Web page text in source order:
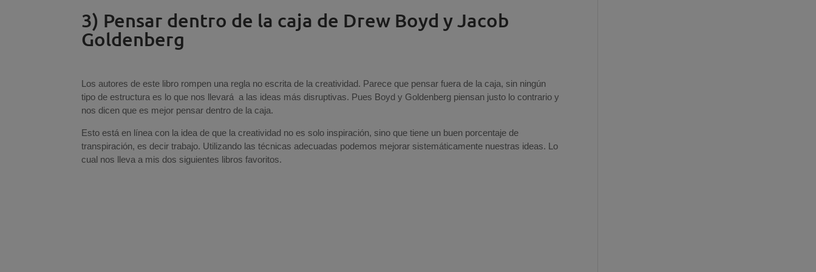
3) Pensar dentro de la caja de Drew Boyd y Jacob
Goldenberg
Los autores de este libro rompen una regla no escrita de la creatividad. Parece que pensar fuera de la caja, sin ningún
tipo de estructura es lo que nos llevará a las ideas más disruptivas. Pues Boyd y Goldenberg piensan justo lo contrario y
nos dicen que es mejor pensar dentro de la caja.
Esto está en línea con la idea de que la creatividad no es solo inspiración, sino que tiene un buen porcentaje de
transpiración, es decir trabajo. Utilizando las técnicas adecuadas podemos mejorar sistemáticamente nuestras ideas. Lo
cual nos lleva a mis dos siguientes libros favoritos.